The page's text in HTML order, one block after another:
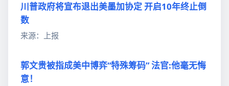
川普政府将宣布退出美墨加协定 开启10年终止倒
数
来源：上报
郭文贵被指成美中博弈“特殊筹码” 法官:他毫无悔
意！